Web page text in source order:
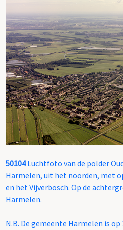
50104Luchtfoto van de polder
Harmelen, uit het noorden, met
en het Vijverbosch. Op de
Harmelen.
N.B. De gemeente Harmelen is op